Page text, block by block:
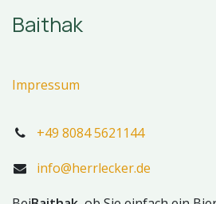
Baithak
Impressum
+49 8084 5621144
info@herrlecker.de